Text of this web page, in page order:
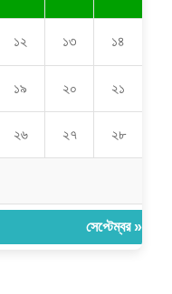
১২ ১৩ ১৪
১৯ ২০ ২১
২৬ ২৭ ২৮
সেপ্টেম্বর »